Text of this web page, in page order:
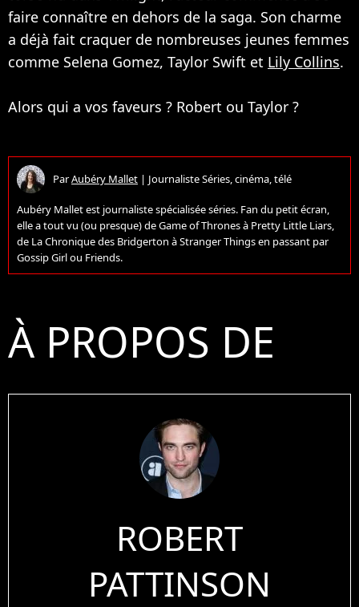
faire connaître en dehors de la saga. Son charme
a déjà fait craquer de nombreuses jeunes femmes
comme Selena Gomez, Taylor Swift et Lily Collins.
Alors qui a vos faveurs ? Robert ou Taylor ?
ParAubéry Mallet | Journaliste Séries, cinéma, télé
Aubéry Mallet est journaliste spécialisée séries. Fan du petit écran,
elle a tout vu (ou presque) de Game of Thrones à Pretty Little Liars,
de La Chronique des Bridgerton à Stranger Things en passant par
Gossip Girl ou Friends.
À PROPOS DE
ROBERT
PATTINSON